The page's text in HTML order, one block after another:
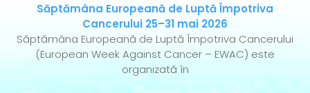
Săptămâna Europeană de Luptă Împotriva
Cancerului 25–31 mai 2026
Săptămâna Europeană de Luptă Împotriva Cancerului
(European Week Against Cancer – EWAC) este
organizată în